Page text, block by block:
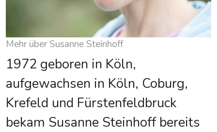
Mehr über Susanne Steinhoff
1972 geboren in Köln,
aufgewachsen in Köln, Coburg,
Krefeld und Fürstenfeldbruck
bekam Susanne Steinhoff bereits